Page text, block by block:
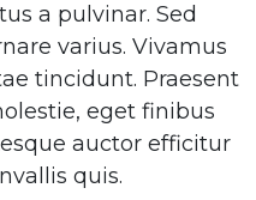
a pulvinar. Sed
varius. Vivamus
tincidunt. Praesent
eget finibus
auctor efficitur
quis.